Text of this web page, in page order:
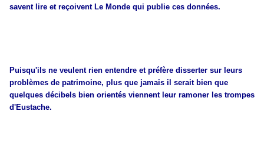
savent lire et reçoivent Le Monde qui publie ces données.
Puisqu'ils ne veulent rien entendre et préfère disserter sur leurs
problèmes de patrimoine, plus que jamais il serait bien que
quelques décibels bien orientés viennent leur ramoner les trompes
d'Eustache.